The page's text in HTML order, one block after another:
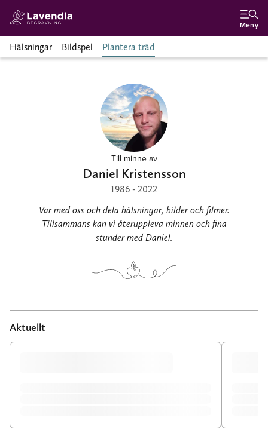
Meny
Hälsningar Bildspel Plantera träd
Till minne av
Daniel Kristensson
1986 - 2022
Var med oss och dela hälsningar, bilder och filmer.
Tillsammans kan vi återuppleva minnen och fina
stunder med Daniel.
Aktuellt